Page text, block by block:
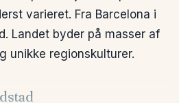
varieret. Fra Barcelona i
Landet byder på masser af
unikke regionskulturer.